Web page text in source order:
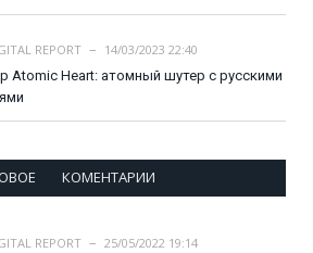
REPORT
14/03/2023 22:40
Atomic Heart: атомный шутер с русскими
КОМЕНТАРИИ
REPORT
25/05/2022 19:14